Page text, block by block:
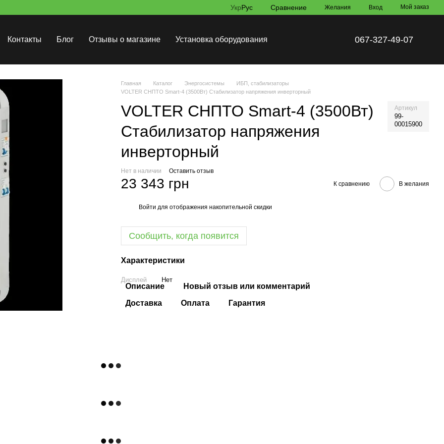
УкрРус Сравнение Желания Вход Мой заказ
Контакты Блог Отзывы о магазине Установка оборудования 067-327-49-07
Главная Каталог Энергосистемы
ИБП, стабилизаторы
VOLTER СНПТО Smart-4 (3500Вт) Стабилизатор напряжения инверторный
VOLTER СНПТО Smart-4 (3500Вт)
Стабилизатор напряжения
инверторный
Артикул
99-
00015900
Нет в наличии Оставить отзыв
23 343 грн К сравнению В желания
Войти для отображения накопительной скидки
Сообщить, когда появится
Характеристики
Дисплей Нет
Описание
Новый отзыв или комментарий
Доставка
Оплата Гарантия